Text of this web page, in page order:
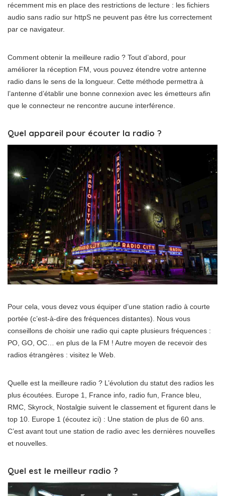
récemment mis en place des restrictions de lecture : les fichiers
audio sans radio sur httpS ne peuvent pas être lus correctement
par ce navigateur.
Comment obtenir la meilleure radio ? Tout d’abord, pour
améliorer la réception FM, vous pouvez étendre votre antenne
radio dans le sens de la longueur. Cette méthode permettra à
l’antenne d’établir une bonne connexion avec les émetteurs afin
que le connecteur ne rencontre aucune interférence.
Quel appareil pour écouter la radio ?
Pour cela, vous devez vous équiper d’une station radio à courte
portée (c’est-à-dire des fréquences distantes). Nous vous
conseillons de choisir une radio qui capte plusieurs fréquences :
PO, GO, OC… en plus de la FM ! Autre moyen de recevoir des
radios étrangères : visitez le Web.
Quelle est la meilleure radio ? L’évolution du statut des radios les
plus écoutées. Europe 1, France info, radio fun, France bleu,
RMC, Skyrock, Nostalgie suivent le classement et figurent dans le
top 10. Europe 1 (écoutez ici) : Une station de plus de 60 ans.
C’est avant tout une station de radio avec les dernières nouvelles
et nouvelles.
Quel est le meilleur radio ?